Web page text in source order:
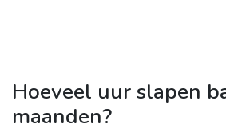
Hoeveel uur slapen
maanden?